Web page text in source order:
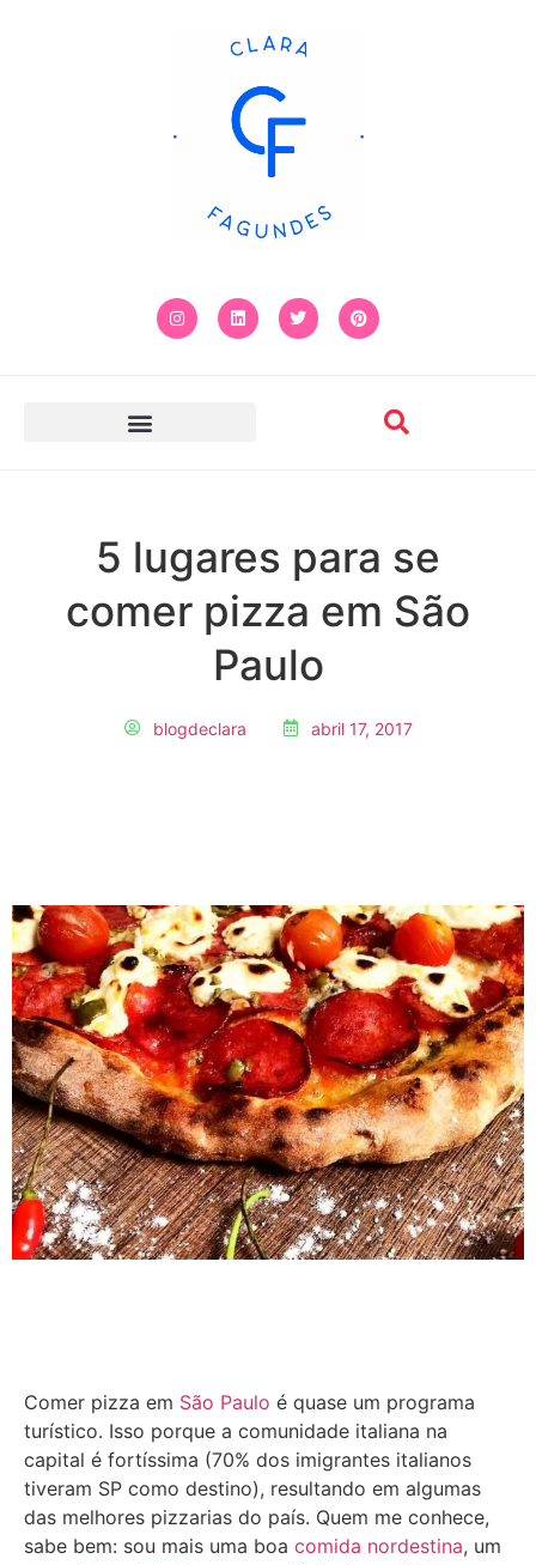
5 lugares para se
comer pizza em São
Paulo
blogdeclara abril 17, 2017
Comer pizza em São Paulo é quase um programa
turístico. Isso porque a comunidade italiana na
capital é fortíssima (70% dos imigrantes italianos
tiveram SP como destino), resultando em algumas
das melhores pizzarias do país. Quem me conhece,
sabe bem: sou mais uma boa comida nordestina, um